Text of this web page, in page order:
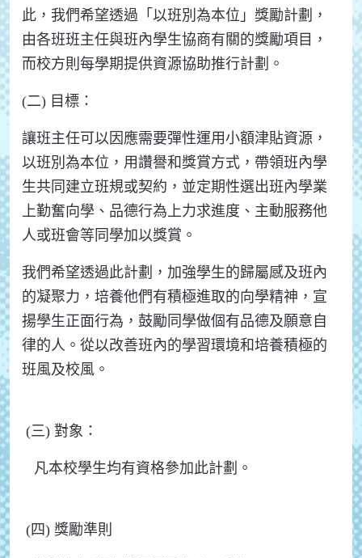
此，我們希望透過「以班別為本位」獎勵計劃，
由各班班主任與班內學生協商有關的獎勵項目，
而校方則每學期提供資源協助推行計劃。
(二) 目標：
讓班主任可以因應需要彈性運用小額津貼資源，
以班別為本位，用讚譽和獎賞方式，帶領班內學
生共同建立班規或契約，並定期性選出班內學業
上勤奮向學、品德行為上力求進度、主動服務他
人或班會等同學加以獎賞。
我們希望透過此計劃，加強學生的歸屬感及班內
的凝聚力，培養他們有積極進取的向學精神，宣
揚學生正面行為，鼓勵同學做個有品德及願意自
律的人。從以改善班內的學習環境和培養積極的
班風及校風。
(三) 對象：
凡本校學生均有資格參加此計劃。
(四) 獎勵準則